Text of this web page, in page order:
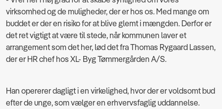
virksomhed og de muligheder, der er hos os. Med mange om
buddet er der en risiko for at blive glemt i mængden. Derfor er
det ret vigtigt at være til stede, når kommunen laver et
arrangement som det her, lød det fra Thomas Rygaard Lassen,
der er HR chef hos XL- Byg Tømmergården A/S.
Han opererer dagligt i en virkelighed, hvor der er voldsomt bud
efter de unge, som vælger en erhvervsfaglig uddannelse.